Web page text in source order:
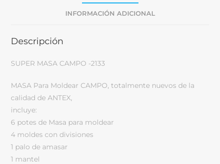
INFORMACIÓN ADICIONAL
Descripción
SUPER MASA CAMPO -2133
MASA Para Moldear CAMPO, totalmente nuevos de la
calidad de ANTEX,
incluye:
6 potes de Masa para moldear
4 moldes con divisiones
1 palo de amasar
1 mantel